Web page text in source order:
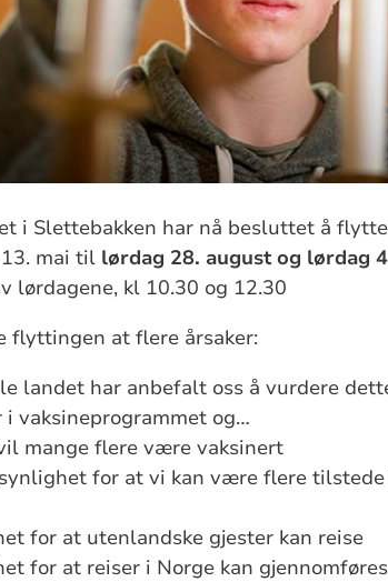
i Slettebakken har nå besluttet å
mai til lørdag 28. august og lørdag
lørdagene, kl 10.30 og 12.30
flyttingen at flere årsaker:
landet har anbefalt oss å vurdere
vaksineprogrammet og…
mange flere være vaksinert
for at vi kan være flere tilstede
for at utenlandske gjester kan reise
for at reiser i Norge kan